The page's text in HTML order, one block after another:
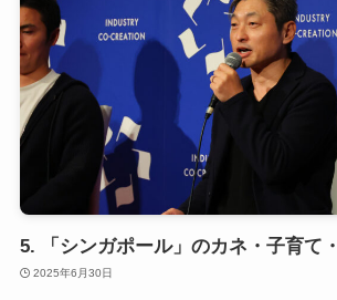
5. 「シンガポール」のカネ・子育て
2025年6月30日